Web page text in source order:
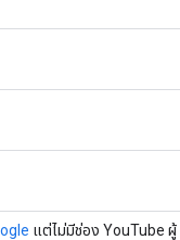
แต่ไม่มีช่อง YouTube ผู้